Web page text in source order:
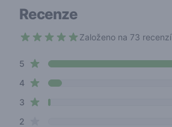
Recenze
Založeno na 73 recenzí
Review data
5 star reviews
4star reviews
3 star reviews
2